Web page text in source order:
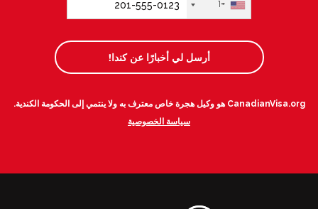
+1
أرسل لي أخبارًا عن كندا!
CanadianVisa.org هو وكيل هجرة خاص معترف به ولا ينتمي إلى الحكومة الكندية.
سياسة الخصوصية